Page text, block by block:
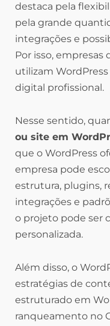
destaca pela
pela grande
integrações e
Por isso,
utilizam
digital profissional.
Nesse sentido,
ou site em
que o WordPress
empresa pode
estrutura, plugins,
integrações e
o projeto pode ser
personalizada.
Além disso, o
estratégias de
estruturado em
ranqueamento no